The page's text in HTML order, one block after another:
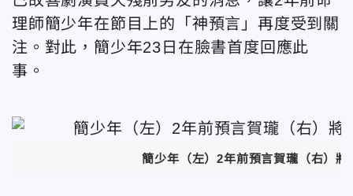
理師簡少年在節目上的「神預言」再度受到關
注。對此，簡少年23日在臉書首度回應此
事。
簡少年（左）2年前預言賀瓏（右）